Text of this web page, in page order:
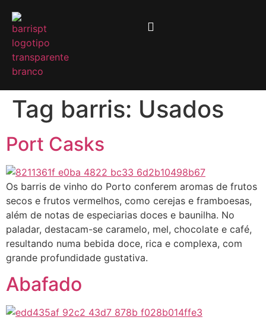
Tag barris: Usados
Port Casks
Os barris de vinho do Porto conferem aromas de frutos
secos e frutos vermelhos, como cerejas e framboesas,
além de notas de especiarias doces e baunilha. No
paladar, destacam-se caramelo, mel, chocolate e café,
resultando numa bebida doce, rica e complexa, com
grande profundidade gustativa.
Abafado